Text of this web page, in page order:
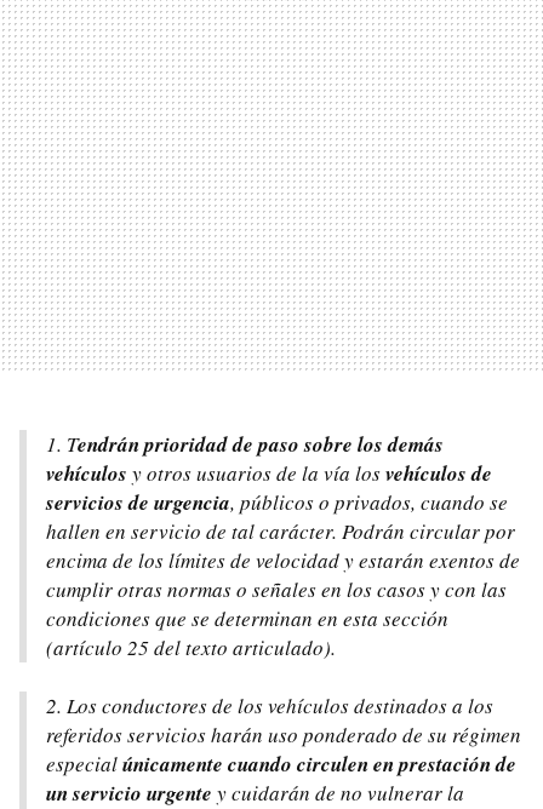
1. Tendrán prioridad de paso sobre los demás
vehículos y otros usuarios de la vía losvehículos de
servicios de urgencia, públicos o privados, cuando se
hallen en servicio de tal carácter. Podrán circular por
encima de los límites de velocidad y estarán exentos de
cumplir otras normas o señales en los casos y con las
condiciones que se determinan en esta sección
(artículo 25 del texto articulado).
2. Los conductores de los vehículos destinados a los
referidos servicios harán uso ponderado de su régimen
especialúnicamente cuando circulen en prestación de
un servicio urgente y cuidarán de no vulnerar la